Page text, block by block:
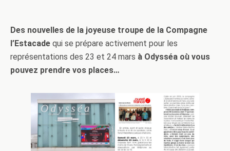
Des nouvelles de la joyeuse troupe de la Compagne
l’Estacade qui se prépare activement pour les
représentations des 23 et 24 mars à Odysséa où vous
pouvez prendre vos places…